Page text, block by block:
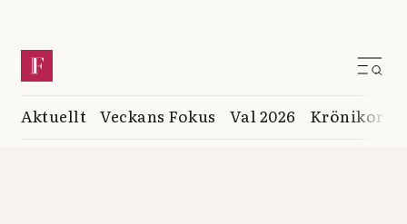
Aktuellt Veckans Fokus Val 2026 Krönikor